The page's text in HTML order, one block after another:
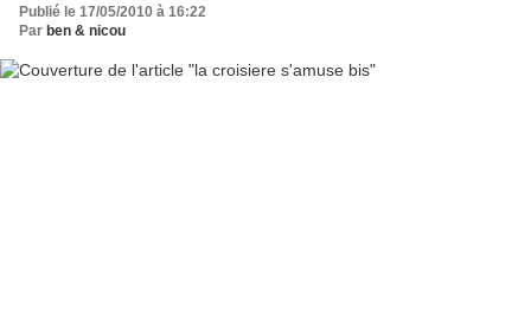
Publié le 17/05/2010 à 16:22
Par ben & nicou